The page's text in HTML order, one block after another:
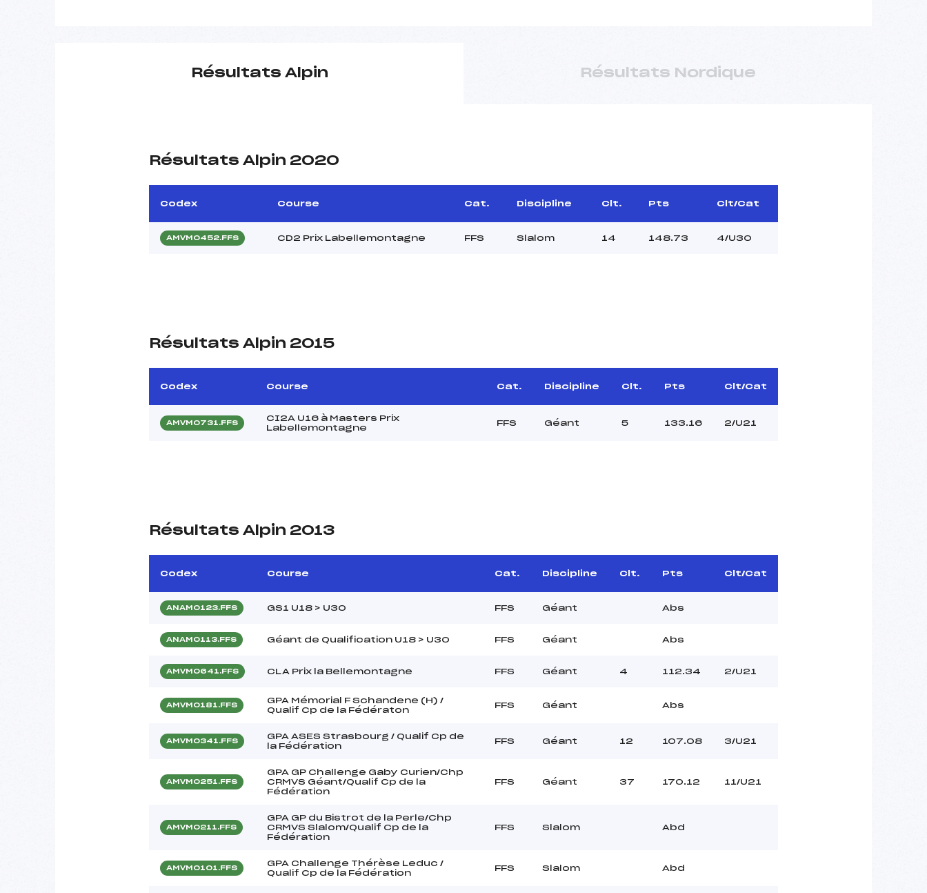
Résultats Alpin Résultats Nordique
Résultats Alpin 2020
Codex Course Cat. Discipline Clt. Pts Clt/Cat
AMVM0452.FFS CD2 Prix Labellemontagne FFS Slalom 14 148.73 4/U30
Résultats Alpin 2015
Codex Course Cat. Discipline Clt. Pts Clt/Cat
AMVM0731.FFS
CI2A U16 à Masters Prix
Labellemontagne
FFS Géant 5 133.16 2/U21
Résultats Alpin 2013
Codex Course Cat. Discipline Clt. Pts Clt/Cat
ANAM0123.FFS GS1 U18 > U30 FFS Géant Abs
ANAM0113.FFS Géant de Qualification U18 > U30 FFS Géant Abs
AMVM0641.FFS CLA Prix la Bellemontagne FFS Géant 4 112.34 2/U21
AMVM0181.FFS
GPA Mémorial F Schandene (H) /
Qualif Cp de la Fédératon
FFS Géant Abs
AMVM0341.FFS
GPA ASES Strasbourg / Qualif Cp de
la Fédération
FFS Géant 12 107.08 3/U21
AMVM0251.FFS
GPA GP Challenge Gaby Curien/Chp
CRMVS Géant/Qualif Cp de la
Fédération
FFS Géant 37 170.12 11/U21
AMVM0211.FFS
GPA GP du Bistrot de la Perle/Chp
CRMVS Slalom/Qualif Cp de la
Fédération
FFS Slalom Abd
AMVM0101.FFS
GPA Challenge Thérèse Leduc /
Qualif Cp de la Fédération
FFS Slalom Abd